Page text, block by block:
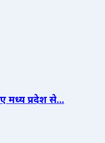
मध्य प्रदेश से...